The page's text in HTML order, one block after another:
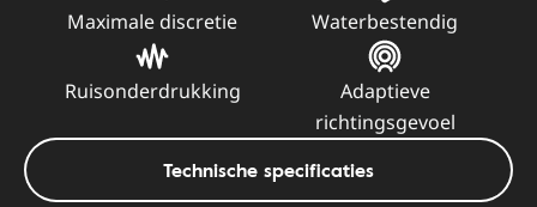
Maximale discretie Waterbestendig
Ruisonderdrukking
Adaptieve
richtingsgevoel
Technische specificaties